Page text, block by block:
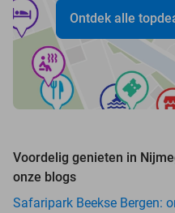
Ontdek alle
Voordelig genieten in
onze blogs
Safaripark Beekse Bergen: